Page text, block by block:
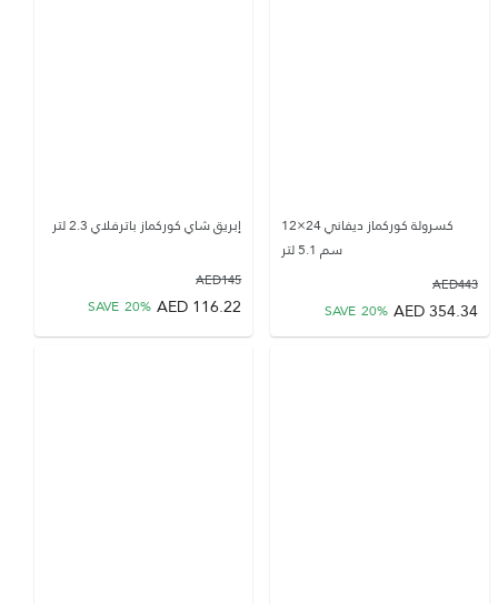
كسرولة كوركماز ديفاني 24×12
سم 5.1 لتر
443
AED
354.34
AED
SAVE 20%
إبريق شاي كوركماز باترفلاي 2.3 لتر
145
AED
116.22
AED
SAVE 20%